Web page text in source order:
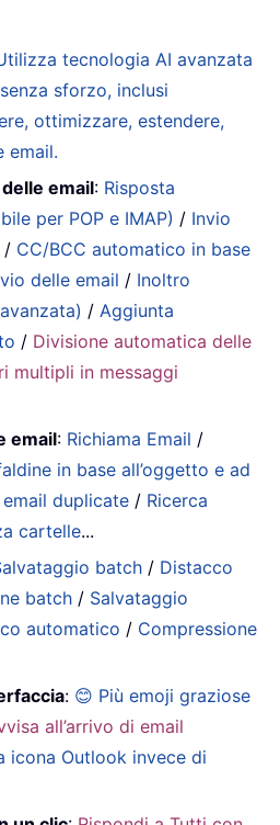
tecnologia AI avanzata
sforzo, inclusi
ottimizzare, estendere,
email.
email: Risposta
per POP e IMAP) / Invio
/ CC/BCC automatico in base
delle email / Inoltro
/ Aggiunta
/ Divisione automatica delle
multipli in messaggi
email: Richiama Email /
in base all’oggetto e ad
email duplicate / Ricerca
cartelle...
batch / Distacco
batch / Salvataggio
automatico / Compressione
: 😊 Più emoji graziose
all’arrivo di email
icona Outlook invece di